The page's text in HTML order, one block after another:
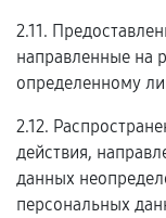
2.11.
направленные на
определенному
2.12.
действия,
данных
персональных